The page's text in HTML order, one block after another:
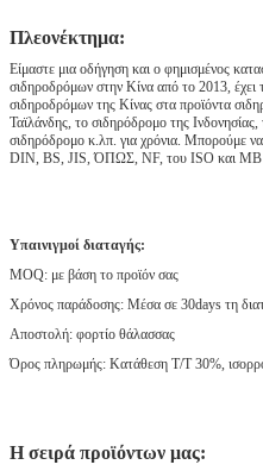
Πλεονέκτημα:
Είμαστε μια οδήγηση και ο φημισμένος
σιδηροδρόμων στην Κίνα από το 2013,
σιδηροδρόμων της Κίνας στα προϊόντα
Ταϊλάνδης, το σιδηρόδρομο της
σιδηρόδρομο κ.λπ. για χρόνια. Μπορούμε
DIN, BS, JIS, ΌΠΩΣ, NF, του ISO και ΜΒ
Υπαινιγμοί διαταγής:
MOQ: με βάση το προϊόν σας
Χρόνος παράδοσης: Μέσα σε 30days τη
Αποστολή: φορτίο θάλασσας
Όρος πληρωμής: Κατάθεση T/T 30%,
Η σειρά προϊόντων μας: